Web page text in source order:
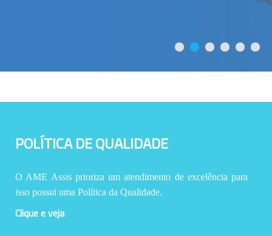
POLÍTICA DE QUALIDADE
O AME Assis prioriza um atendimento de excelência para
isso possui uma Política da Qualidade.
Clique e veja